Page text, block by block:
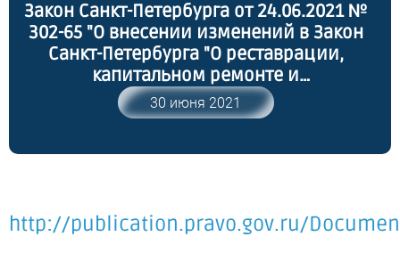
Закон Санкт-Петербурга от 24.06.2021 №
302-65 "О внесении изменений в Закон
Санкт-Петербурга "О реставрации,
капитальном ремонте и
приспособлении для современного
использования жилищного фонда
Петербурга"
30 июня 2021
http://publication.pravo.gov.ru/